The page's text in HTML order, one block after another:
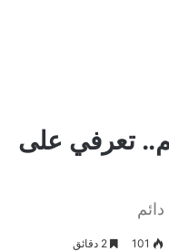
تعرفي على
101